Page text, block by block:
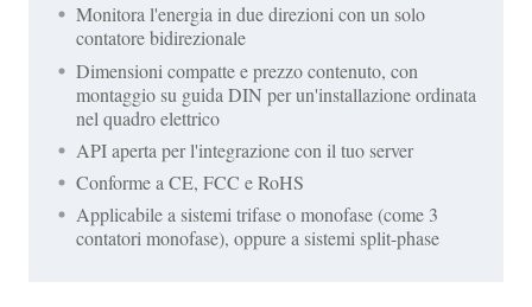
Monitora l'energia in due direzioni con un solo
contatore bidirezionale
Dimensioni compatte e prezzo contenuto, con
montaggio su guida DIN per un'installazione ordinata
nel quadro elettrico
API aperta per l'integrazione con il tuo server
Conforme a CE, FCC e RoHS
Applicabile a sistemi trifase o monofase (come 3
contatori monofase), oppure a sistemi split-phase